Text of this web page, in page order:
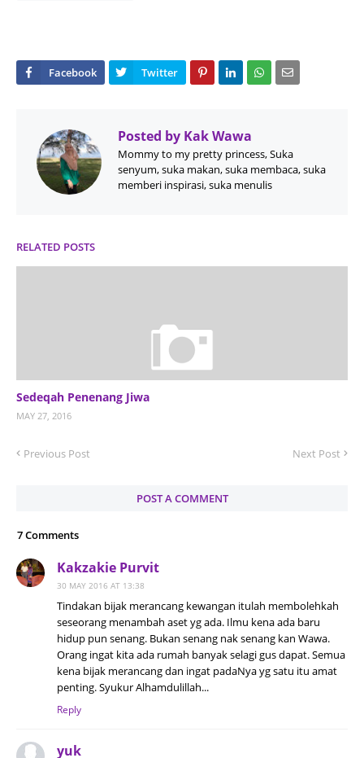
Posted by Kak Wawa
Mommy to my pretty princess, Suka
senyum, suka makan, suka membaca, suka
memberi inspirasi, suka menulis
RELATED POSTS
Sedeqah Penenang Jiwa
MAY 27, 2016
Previous Post Next Post
POST A COMMENT
7 Comments
Kakzakie Purvit
30 MAY 2016 AT 13:38
Tindakan bijak merancang kewangan itulah membolehkah
seseorang menambah aset yg ada. Ilmu kena ada baru
hidup pun senang. Bukan senang nak senang kan Wawa.
Orang ingat kita ada rumah banyak selagi gus dapat. Semua
kena bijak merancang dan ingat padaNya yg satu itu amat
penting. Syukur Alhamdulillah...
Reply
yuk